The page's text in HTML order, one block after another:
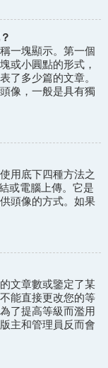
一塊顯示。第一個
或小圓點的形式，
了多少篇的文章。
像，一般是具有獨
用底下四種方法之
或電腦上傳。它是
頭像的方式。如果
文章數或鑒定了某
能直接更改您的等
了提高等級而濫用
主和管理員反而會